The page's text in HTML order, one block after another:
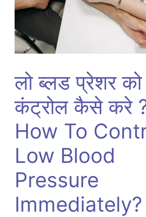
लो ब्लड प्रेशर
कंट्रोल कैसे करे ?
How To
Low Blood
Pressure
Immediately?